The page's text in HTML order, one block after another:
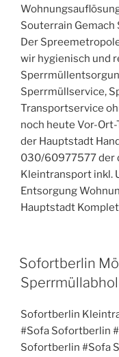
Souterrain
Der
wir hygienisch und
Sperrmüllservice,
Transportservice
noch heute Vor-
der Hauptstadt
030/60977577 der
Kleintransport inkl.
Entsorgung
Hauptstadt
VERÖFFENTLICHT
AM
Sofortberlin
Sofortberlin
#Sofa Sofortberlin
Sofortberlin #Sofa